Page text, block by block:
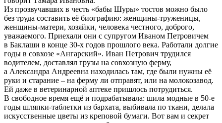
Из прозвучавших в честь «бабы Шуры» тостов можно было
без труда составить её биографию: женщины-труженицы,
женщины-матери, хозяйки, человека честного, доброго,
уважаемого. Приехали они с супругом Иваном Петровичем
в Баклаши в конце 30-х годов прошлого века. Работали долгие
годы в совхозе «Ангарский». Иван Петрович трудился
водителем, доставлял грузы на совхозную ферму,
а Александра Андреевна находилась там, где были нужны её
руки и старание – на ферму ли отправят, или на молокозавод.
Ей даже в ветеринарной аптеке пришлось потрудиться.
В свободное время ещё и подрабатывала: шила модные в 50-е
годы шляпки-таблетки из бархата, выбивала по ткани, делала
искусственные цветы из креповой бумаги. Вот вам и секрет